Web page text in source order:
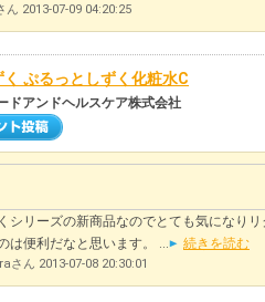
ん 2013-07-09 04:20:25
ぷるっとしずく化粧水C
ドアンドヘルスケア株式会社
シリーズの新商品なのでとても気になり
は便利だなと思います。 ...
続きを読む
さん 2013-07-08 20:30:01